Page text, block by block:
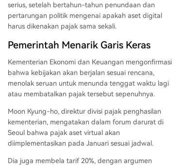
ea Selatan.
serius, setelah bertahun-tahun penundaan dan
pertarungan politik mengenai apakah aset digital
harus dikenakan pajak sama sekali.
Pemerintah Menarik Garis Keras
Kementerian Ekonomi dan Keuangan mengonfirmasi
bahwa kebijakan akan berjalan sesuai rencana,
menolak seruan untuk menunda tenggat waktu lagi
atau membatalkan pajak tersebut sepenuhnya.
Moon Kyung-ho, direktur divisi pajak penghasilan
kementerian, mengatakan dalam forum darurat di
Seoul bahwa pajak aset virtual akan
diimplementasikan pada Januari sesuai jadwal.
Dia juga membela tarif 20%, dengan argumen